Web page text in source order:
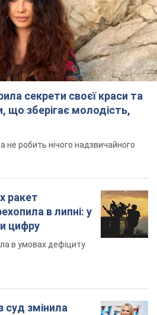
секрети своєї краси та
що зберігає молодість,
не робить нічого надзвичайного
ракет
в липні: у
цифру
в умовах дефіциту
суд змінила